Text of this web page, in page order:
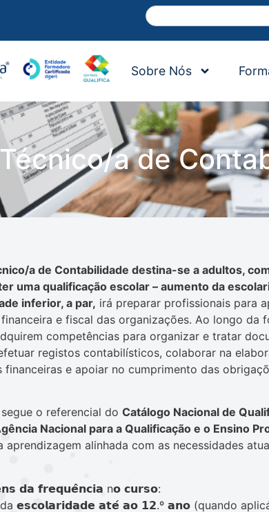
Sobre Nós
Técnico/a de
a de Contabilidade destina-se a adultos,
uma qualificação escolar – aumento da
inferior, a par, irá preparar profissionais para
e fiscal das organizações. Ao longo da
competências para organizar e tratar
registos contabilísticos, colaborar na
financeiras e apoiar no cumprimento das
o referencial doCatálogo Nacional de
Nacional para a Qualificação e o Ensino
aprendizagem alinhada com as necessidades
𝗱𝗮 𝗳𝗿𝗲𝗾𝘂𝗲̂𝗻𝗰𝗶𝗮 n𝗼 𝗰𝘂𝗿𝘀𝗼:
𝗲𝘀𝗰𝗼𝗹𝗮𝗿𝗶𝗱𝗮𝗱𝗲 𝗮𝘁𝗲́ 𝗮𝗼 𝟭𝟮.º 𝗮𝗻𝗼 (quando